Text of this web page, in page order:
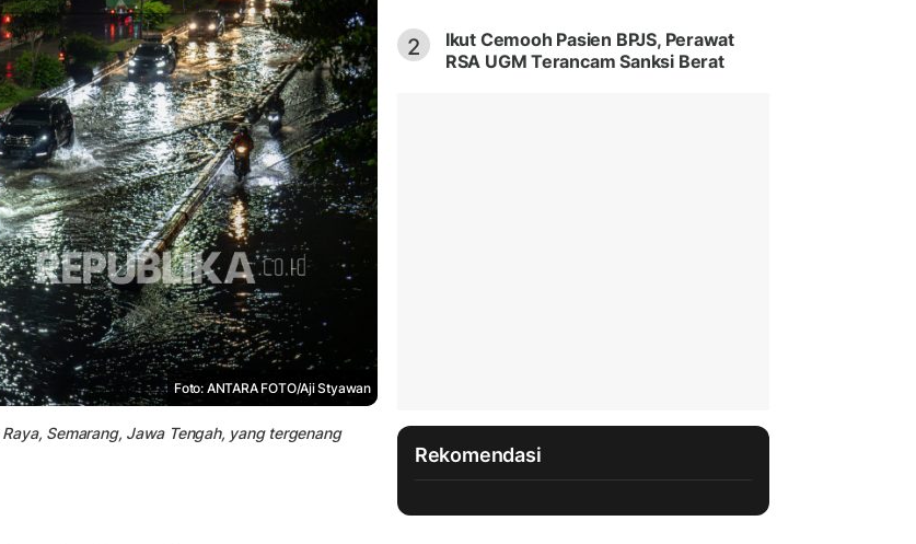
Foto: ANTARA FOTO/Aji Styawan
Semarang, Jawa Tengah, yang tergenang
2
Ikut Cemooh Pasien BPJS, Perawat
RSA UGM Terancam Sanksi Berat
Rekomendasi